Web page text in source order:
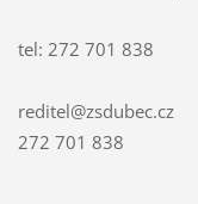
tel: 272 701 838
reditel@zsdubec.cz
272 701 838